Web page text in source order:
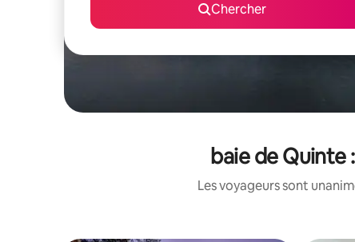
Chercher
baie de Quinte
Les voyageurs sont